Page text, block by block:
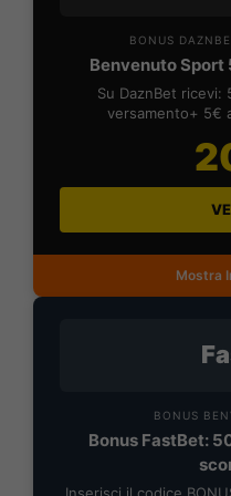
BONUS
Benvenuto Sport
Su DaznBet ricevi:
versamento+ 5€
Mostra
BONUS
Bonus FastBet:
Inserisci il codice